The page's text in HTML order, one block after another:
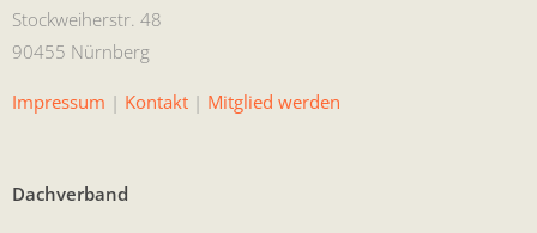
Stock­wei­her­str. 48
90455 Nürnberg
Impres­sum | Kon­takt | Mit­glied werden
Dachverband